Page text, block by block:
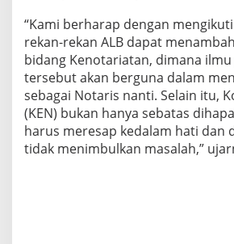
“Kami berharap dengan
rekan-rekan ALB dapat
bidang Kenotariatan, dimana
tersebut akan berguna dalam
sebagai Notaris nanti. Selain itu,
(KEN) bukan hanya sebatas
harus meresap kedalam hati dan
tidak menimbulkan masalah,”